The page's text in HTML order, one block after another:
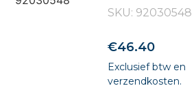
SKU: 92030548
€46.40
Exclusief btw en
verzendkosten.